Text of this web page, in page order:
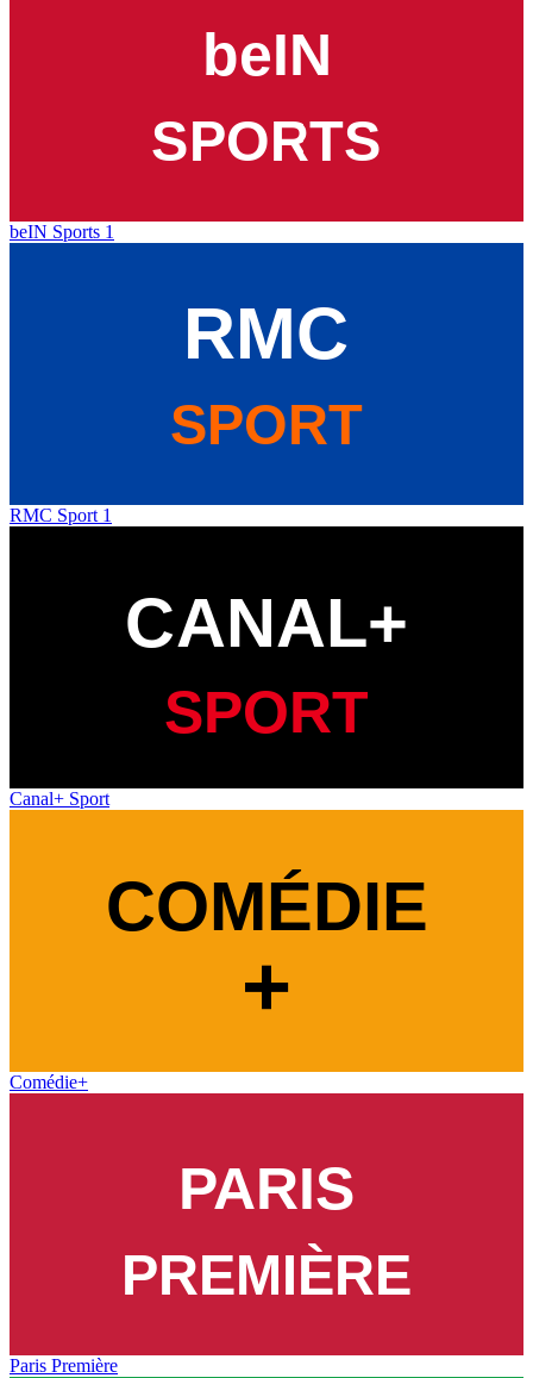
beIN Sports 1
RMC Sport 1
Canal+ Sport
Comédie+
Paris Première